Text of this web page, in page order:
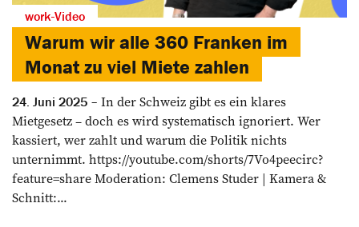
work-Video
Warum wir alle 360 Franken im
Monat zu viel Miete zahlen
24. Juni 2025
In der Schweiz gibt es ein klares
Mietgesetz – doch es wird systematisch ignoriert. Wer
kassiert, wer zahlt und warum die Politik nichts
unternimmt. https://youtube.com/shorts/7Vo4peecirc?
feature=share Moderation: Clemens Studer | Kamera &
Schnitt:...